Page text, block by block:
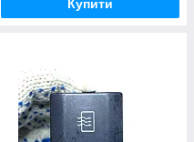
Купити